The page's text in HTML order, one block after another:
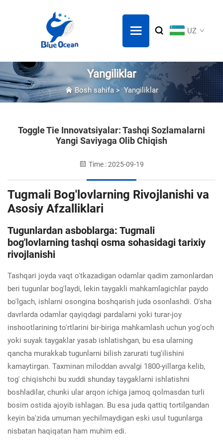
UZ
Yangiliklar
Bosh sahifa>Yangiliklar
Toggle Tie Innovatsiyalar: Tashqi Sozlamalarni
Yangi Saviyaga Olib Chiqish
Time : 2025-09-19
Tugmali Bog'lovlarning Rivojlanishi va
Asosiy Afzalliklari
Tugunlardan asboblarga: Tugmali
bog'lovlarning tashqi osma sohasidagi tarixiy
rivojlanishi
Tashqari joyda vaqt o'tkazadigan odamlar qadim zamonlardan
beri tugunlar bog'laydi, lekin taygakli mahkamlagichlar paydo
bo'lgach, ishlarni osongina boshqarish juda osonlashdi. O'sha
davrlarda odamlar qayiqdagi pardalarni yoki turar-joy
inshootlarining to'rtlarini bir-biriga mahkamlash uchun yog'och
yoki suyak taygaklar yasab ishlatishgan, bu esa ularning
qancha murakkab tugunlarni bilish zarurati tug'ilishini
kamaytirgan. Taxminan miloddan avvalgi 1800-yillarga kelib,
tog' chiqishchi bu xuddi shunday taygaklarni ishlatishni
boshladilar, chunki ular arqon ichiga jamoq qolmasdan turli
bosim ostida ajoyib ishlagan. Bu esa juda qattiq tortilgandan
keyin ba'zida umuman yechilmaydigan eski usul tugunlarga
nisbatan haqiqatan ham muhim edi.